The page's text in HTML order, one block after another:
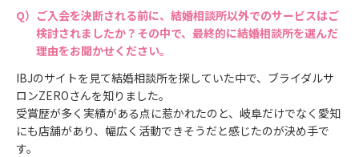
ご入会を決断される前に、結婚相談所以外でのサービスはご
検討されましたか？その中で、最終的に結婚相談所を選んだ
理由をお聞かせください。
IBJのサイトを見て結婚相談所を探していた中で、ブライダルサ
ロンZEROさんを知りました。
受賞歴が多く実績がある点に惹かれたのと、岐阜だけでなく愛知
にも店舗があり、幅広く活動できそうだと感じたのが決め手で
す。